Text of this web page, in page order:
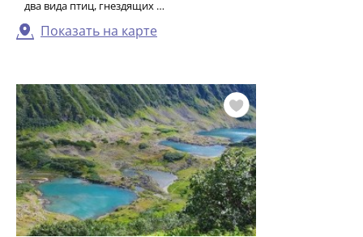
два вида птиц, гнездящих …
Показать на карте